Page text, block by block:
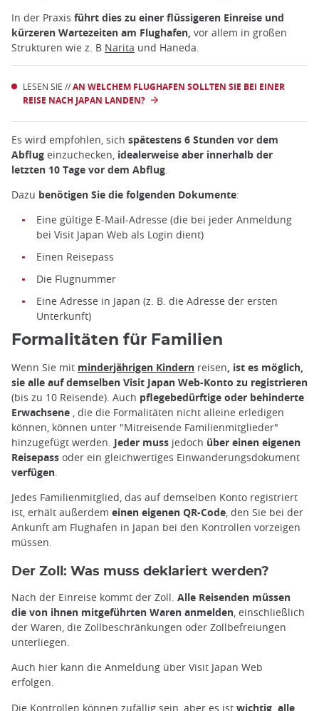
In der Praxis führt dies zu einer flüssigeren Einreise und
kürzeren Wartezeiten am Flughafen, vor allem in großen
Strukturen wie z. B Narita und Haneda.
LESEN SIE //AN WELCHEM FLUGHAFEN SOLLTEN SIE BEI EINER
REISE NACH JAPAN LANDEN?
Es wird empfohlen, sich spätestens 6 Stunden vor dem
Abflug einzuchecken, idealerweise aber innerhalb der
letzten 10 Tage vor dem Abflug.
Dazu benötigen Sie die folgenden Dokumente:
Eine gültige E-Mail-Adresse (die bei jeder Anmeldung
bei Visit Japan Web als Login dient)
Einen Reisepass
Die Flugnummer
Eine Adresse in Japan (z. B. die Adresse der ersten
Unterkunft)
Formalitäten für Familien
Wenn Sie mit minderjährigen Kindern reisen, ist es möglich,
sie alle auf demselben Visit Japan Web-Konto zu registrieren
(bis zu 10 Reisende). Auch pflegebedürftige oder behinderte
Erwachsene , die die Formalitäten nicht alleine erledigen
können, können unter "Mitreisende Familienmitglieder"
hinzugefügt werden. Jeder muss jedoch über einen eigenen
Reisepass oder ein gleichwertiges Einwanderungsdokument
verfügen.
Jedes Familienmitglied, das auf demselben Konto registriert
ist, erhält außerdem einen eigenen QR-Code, den Sie bei der
Ankunft am Flughafen in Japan bei den Kontrollen vorzeigen
müssen.
Der Zoll: Was muss deklariert werden?
Nach der Einreise kommt der Zoll. Alle Reisenden müssen
die von ihnen mitgeführten Waren anmelden, einschließlich
der Waren, die Zollbeschränkungen oder Zollbefreiungen
unterliegen.
Auch hier kann die Anmeldung über Visit Japan Web
erfolgen.
Die Kontrollen können zufällig sein, aber es ist wichtig, alle